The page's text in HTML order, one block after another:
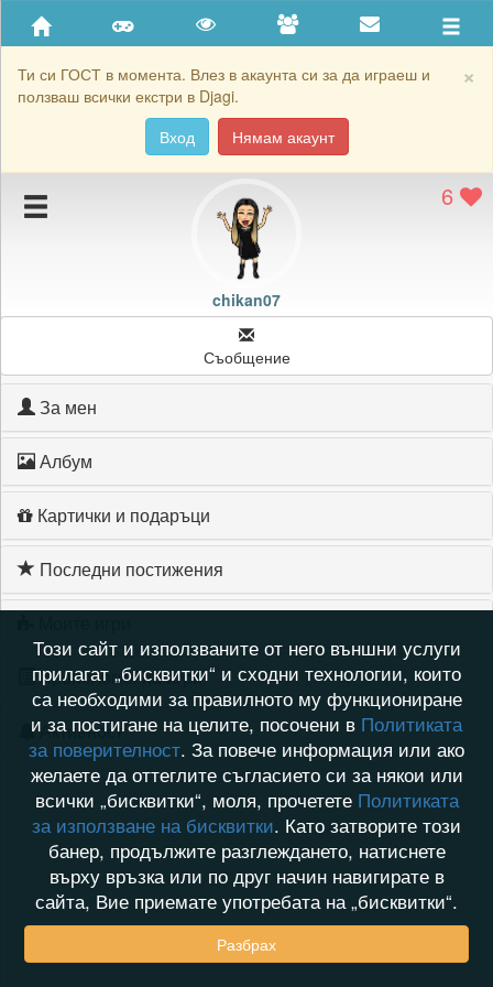
×
Ти си ГОСТ в момента. Влез в акаунта си за да играеш и
ползваш всички екстри в Djagi.
Вход
Нямам акаунт
Приятели
Хронология на игри
Подаръците на chikan07 6
chikan07
Съобщение
За мен
Албум
Картички и подаръци
Последни постижения
Хронология на игри
Активност
Този сайт и използваните от него външни услуги
прилагат „бисквитки“ и сходни технологии, които
са необходими за правилното му функциониране
и за постигане на целите, посочени в Политиката
за поверителност. За повече информация или ако
желаете да оттеглите съгласието си за някои или
всички „бисквитки“, моля, прочетете Политиката
за използване на бисквитки. Като затворите този
банер, продължите разглеждането, натиснете
върху връзка или по друг начин навигирате в
сайта, Вие приемате употребата на „бисквитки“.
Разбрах